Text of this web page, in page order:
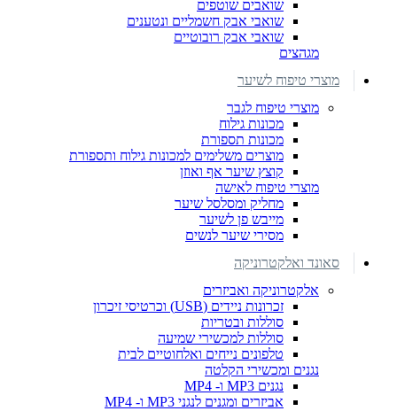
שואבים שוטפים
שואבי אבק חשמליים ונטענים
שואבי אבק רובוטיים
מגהצים
מוצרי טיפוח לשיער
מוצרי טיפוח לגבר
מכונות גילוח
מכונות תספורת
מוצרים משלימים למכונות גילוח ותספורת
קוצץ שיער אף ואוזן
מוצרי טיפוח לאישה
מחליק ומסלסל שיער
מייבש פן לשיער
מסירי שיער לנשים
סאונד ואלקטרוניקה
אלקטרוניקה ואביזרים
זכרונות ניידים (USB) וכרטיסי זיכרון
סוללות ובטריות
סוללות למכשירי שמיעה
טלפונים נייחים ואלחוטיים לבית
נגנים ומכשירי הקלטה
נגנים MP3 ו- MP4
אביזרים ומגנים לנגני MP3 ו- MP4